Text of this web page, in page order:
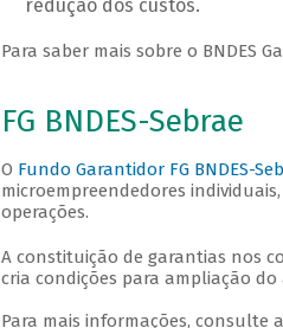
redução dos custos.
Para saber mais sobre o BNDES
FG BNDES-Sebrae
O Fundo Garantidor FG BNDES-
microempreendedores
operações.
A constituição de garantias nos
cria condições para ampliação
Para mais informações, consulte